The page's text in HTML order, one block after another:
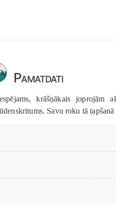
Pamatdati
espējams, krāšņākais joprojām
ūdenskritums. Savu roku tā